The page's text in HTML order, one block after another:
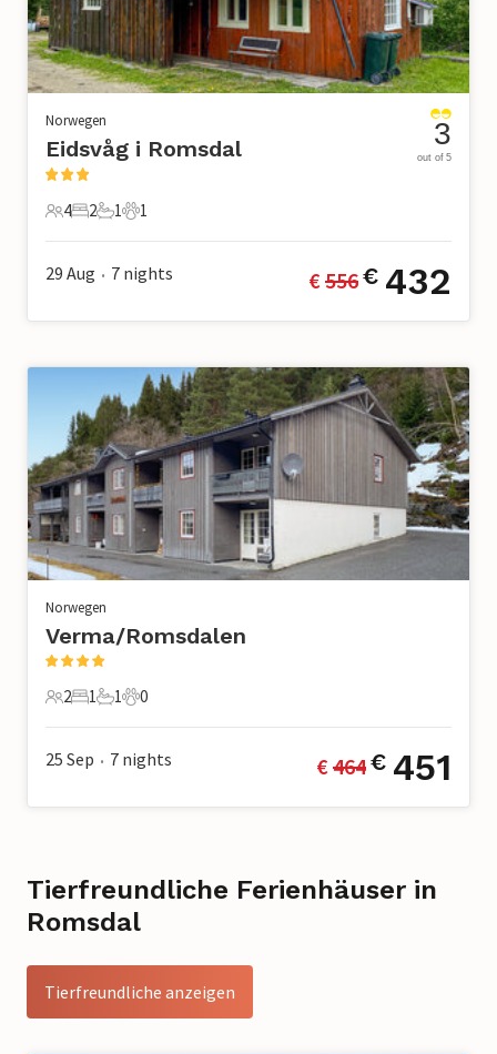
Norwegen
Eidsvåg i Romsdal
4 Gäste
4
2 Schlafzimmer
2
1 Badezimmer
1
1 Haustier
1
3
out of 5
29 Aug • 7 nights € 556€ 432
Norwegen
Verma/Romsdalen
2 Gäste
2
1 Schlafzimmer
1
1 Badezimmer
1
0 Haustiere
0
25 Sep • 7 nights € 464€ 451
Tierfreundliche Ferienhäuser in
Romsdal
Tierfreundliche anzeigen